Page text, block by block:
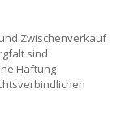
Zwischenverkauf
sind
Haftung